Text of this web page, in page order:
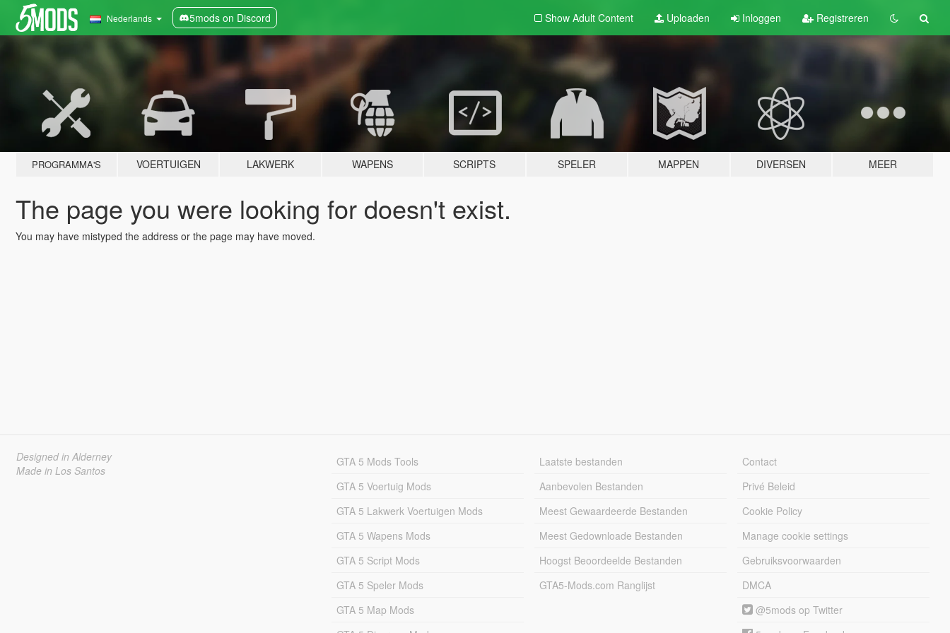
Nederlands 5mods on Discord Show Adult Content Uploaden Inloggen Registreren
PROGRAMMA'S VOERTUIGEN LAKWERK WAPENS SCRIPTS SPELER MAPPEN DIVERSEN MEER
The page you were looking for doesn't exist.
You may have mistyped the address or the page may have moved.
Designed in Alderney
Made in Los Santos
GTA 5 Mods Tools
GTA 5 Voertuig Mods
GTA 5 Lakwerk Voertuigen Mods
GTA 5 Wapens Mods
GTA 5 Script Mods
GTA 5 Speler Mods
GTA 5 Map Mods
Laatste bestanden
Aanbevolen Bestanden
Meest Gewaardeerde Bestanden
Meest Gedownloade Bestanden
Hoogst Beoordeelde Bestanden
GTA5-Mods.com Ranglijst
Contact
Privé Beleid
Cookie Policy
Manage cookie settings
Gebruiksvoorwaarden
DMCA
@5mods op Twitter